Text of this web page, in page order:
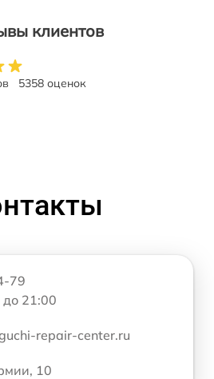
клиентов
5358 оценок
79
21:00
repair-center.ru
10